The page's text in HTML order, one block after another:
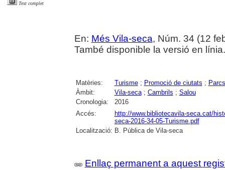
Text complet
En: Més Vila-seca, Núm. 34 (12
També disponible la versió en línia.
Matèries: Turisme; Promoció de ciutats ;
Àmbit:
Vila-seca; Cambrils ; Salou
Cronologia:
2016
Accés:
http://www.bibliotecavila-seca.cat/
seca-2016-34-05-Turisme.pdf
Localització: B. Pública de Vila-seca
Enllaç permanent a aquest